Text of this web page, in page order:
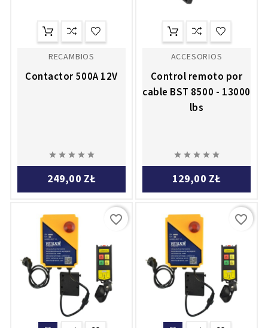
RECAMBIOS
Contactor 500A 12V
    
249,00 ZŁ
ACCESORIOS
Control remoto por
cable BST 8500 - 13000
lbs
    
129,00 ZŁ
favorite_border favorite_border